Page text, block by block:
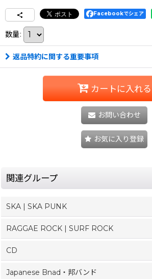
Facebookでシェア
数量:
返品特約に関する重要事項
カートに入れる
お問い合わせ
お気に入り登録
関連グループ
SKA | SKA PUNK
RAGGAE ROCK | SURF ROCK
CD
Japanese Bnad・邦バンド